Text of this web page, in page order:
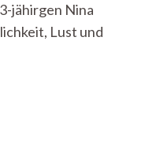
jähirgen Nina
Lust und